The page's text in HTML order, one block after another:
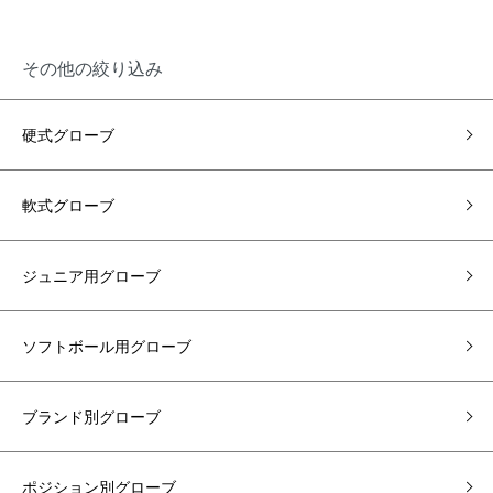
その他の絞り込み
硬式グローブ
軟式グローブ
ジュニア用グローブ
ソフトボール用グローブ
ブランド別グローブ
ポジション別グローブ